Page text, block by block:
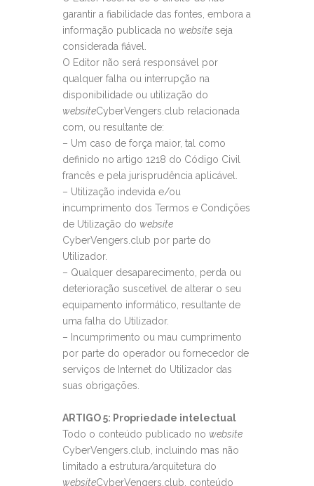
garantir a fiabilidade das fontes, embora a
informação publicada no website seja
considerada fiável.
O Editor não será responsável por
qualquer falha ou interrupção na
disponibilidade ou utilização do
websiteCyberVengers.club relacionada
com, ou resultante de:
– Um caso de força maior, tal como
definido no artigo 1218 do Código Civil
francês e pela jurisprudência aplicável.
– Utilização indevida e/ou
incumprimento dos Termos e Condições
de Utilização do website
CyberVengers.club por parte do
Utilizador.
– Qualquer desaparecimento, perda ou
deterioração suscetível de alterar o seu
equipamento informático, resultante de
uma falha do Utilizador.
– Incumprimento ou mau cumprimento
por parte do operador ou fornecedor de
serviços de Internet do Utilizador das
suas obrigações.
ARTIGO 5: Propriedade intelectual
Todo o conteúdo publicado no website
CyberVengers.club, incluindo mas não
limitado a estrutura/arquitetura do
websiteCyberVengers.club, conteúdo